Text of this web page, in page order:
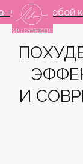
комплекс
И